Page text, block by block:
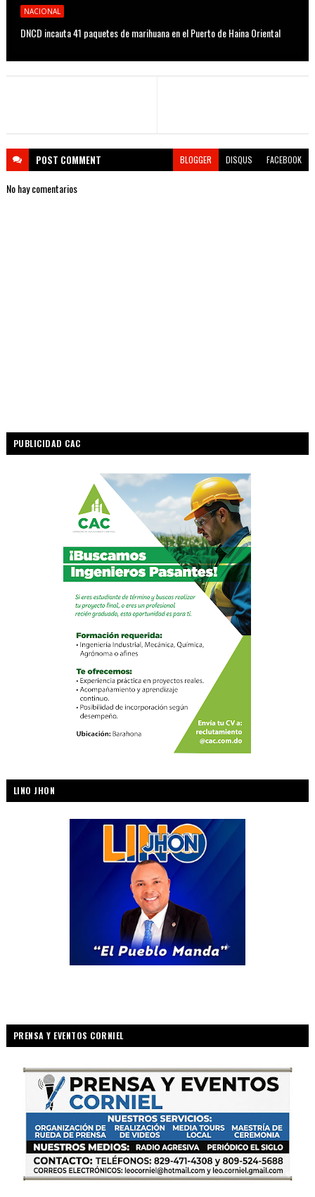
NACIONAL
DNCD incauta 41 paquetes de marihuana en el Puerto de Haina Oriental
POST COMMENT BLOGGER DISQUS FACEBOOK
No hay comentarios
PUBLICIDAD CAC
LINO JHON
PRENSA Y EVENTOS CORNIEL